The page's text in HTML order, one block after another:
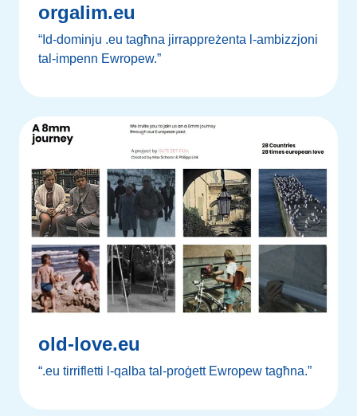
orgalim.eu
“Id-dominju .eu tagħna jirrappreżenta l-ambizzjoni
tal-impenn Ewropew.”
old-love.eu
“.eu tirrifletti l-qalba tal-proġett Ewropew tagħna.”